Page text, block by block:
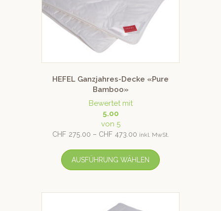
HEFEL Ganzjahres-Decke «Pure
Bamboo»
Bewertet mit
5.00
von 5
CHF 275.00 – CHF 473.00 inkl. MwSt.
AUSFÜHRUNG WÄHLEN